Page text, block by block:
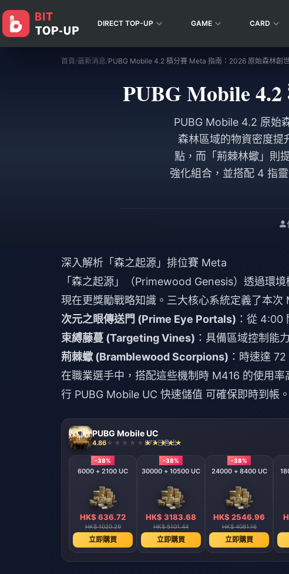
DIRECT TOP-UP GAME CARD
首頁/最新消息/PUBG Mobile 4.2 積分賽 Meta 指南：2026 原始森林創
PUBG Mobile
PUBG Mobile 4.2 原始
森林區域的物資密度
點，而「荊棘林蠍」則
強化組合，並搭配 4 指
深入解析「森之起源」排位賽 Meta
「森之起源」（Primewood Genesis）透過環
現在更獎勵戰略知識。三大核心系統定義了本次
次元之眼傳送門 (Prime Eye Portals) ：從 4:00
束縛藤蔓 (Targeting Vines) ：具備區域控制能
荊棘蠍 (Bramblewood Scorpions) ：時速達
在職業選手中，搭配這些機制時 M416 的使用
行 PUBG Mobile UC 快速儲值 可確保即時到帳。
PUBG Mobile UC
4.86 877 已售出
-38%
6000 + 2100 UC
HK$ 636.72
HK$ 1020.29
立即購買
-38%
30000 + 10500 UC
HK$ 3183.68
HK$ 5101.44
立即購買
-38%
24000 + 8400 UC
HK$ 2546.96
HK$ 4081.16
立即購買